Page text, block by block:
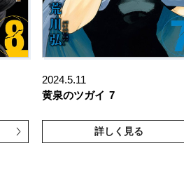
2024.5.11
黄泉のツガイ 7
詳しく見る